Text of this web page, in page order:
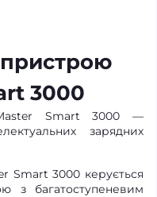
3000
Smart 3000 —
зарядних
Smart 3000 керується
з багатоступеневим